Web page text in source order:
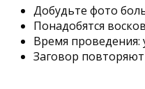
Добудьте фото
Понадобятся
Время проведения:
Заговор повторяют